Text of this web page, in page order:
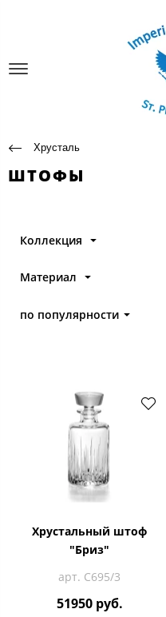
Хрусталь
ШТОФЫ
Коллекция
Материал
по популярности
Хрустальный штоф
"Бриз"
арт. С695/3
51950 руб.